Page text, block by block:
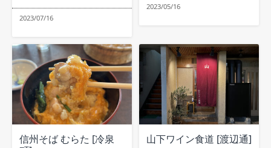
2023/07/16
2023/05/16
信州そば むらた [冷泉
山下ワイン食道 [渡辺通]